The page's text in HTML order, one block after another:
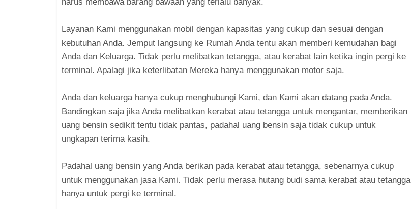
Layanan Kami menggunakan mobil dengan kapasitas yang cukup dan sesuai dengan
kebutuhan Anda. Jemput langsung ke Rumah Anda tentu akan memberi kemudahan bagi
Anda dan Keluarga. Tidak perlu melibatkan tetangga, atau kerabat lain ketika ingin pergi ke
terminal. Apalagi jika keterlibatan Mereka hanya menggunakan motor saja.
Anda dan keluarga hanya cukup menghubungi Kami, dan Kami akan datang pada Anda.
Bandingkan saja jika Anda melibatkan kerabat atau tetangga untuk mengantar, memberikan
uang bensin sedikit tentu tidak pantas, padahal uang bensin saja tidak cukup untuk
ungkapan terima kasih.
Padahal uang bensin yang Anda berikan pada kerabat atau tetangga, sebenarnya cukup
untuk menggunakan jasa Kami. Tidak perlu merasa hutang budi sama kerabat atau tetangga
hanya untuk pergi ke terminal.